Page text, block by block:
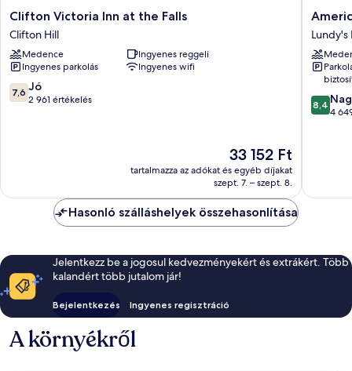
Clifton
Victoria
Inn
at
the
Falls
Clifton
Clifton Victoria Inn at the Falls
Clifton Hill
Medence
Ingyenes reggeli
Ingyenes parkolás
Ingyenes wifi
7.6
ennyiből:
7,6 Jó
2 961 értékelés
Az
33 152 Ft
33 152 Ft
tartalmazza az adókat és egyéb díjakat
szept. 7. – szept. 8.
Resort
and
Spa
Lundy's
Lane
Lundy's
8.4
8,4
4
Hasonló szálláshelyek összehasonlítása
Jelentkezz be a jogosul kedvezményekért és extrákért. Több
kalandért több jutalom jár!
Bejelentkezés Ingyenes regisztráció
A környékről